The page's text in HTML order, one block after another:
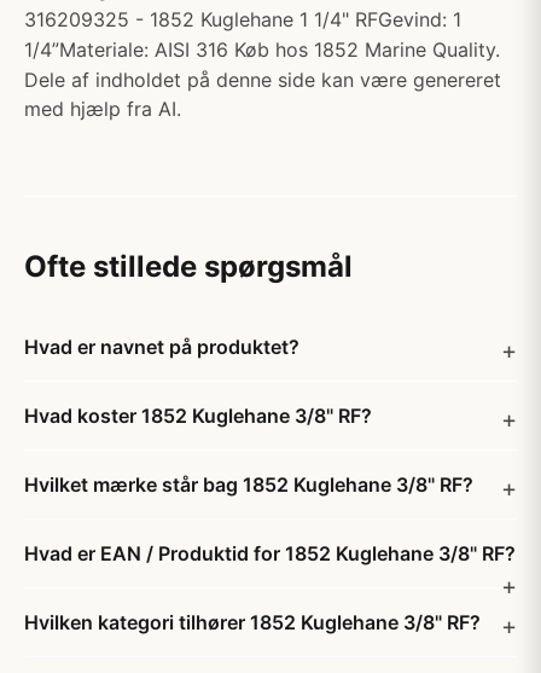
316209325 - 1852 Kuglehane 1 1/4" RFGevind: 1
1/4”Materiale: AISI 316 Køb hos 1852 Marine Quality.
Dele af indholdet på denne side kan være genereret
med hjælp fra AI.
Ofte stillede spørgsmål
Hvad er navnet på produktet?
Hvad koster 1852 Kuglehane 3/8" RF?
Hvilket mærke står bag 1852 Kuglehane 3/8" RF?
Hvad er EAN / Produktid for 1852 Kuglehane 3/8" RF?
Hvilken kategori tilhører 1852 Kuglehane 3/8" RF?